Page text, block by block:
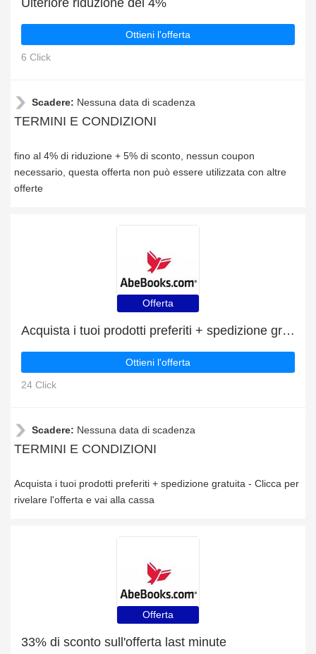
Ulteriore riduzione del 4%
Ottieni l'offerta
6 Click
Scadere: Nessuna data di scadenza
TERMINI E CONDIZIONI
fino al 4% di riduzione + 5% di sconto, nessun coupon
necessario, questa offerta non può essere utilizzata con altre
offerte
Offerta
Acquista i tuoi prodotti preferiti + spedizione gratuita
Ottieni l'offerta
24 Click
Scadere: Nessuna data di scadenza
TERMINI E CONDIZIONI
Acquista i tuoi prodotti preferiti + spedizione gratuita - Clicca per
rivelare l'offerta e vai alla cassa
Offerta
33% di sconto sull'offerta last minute